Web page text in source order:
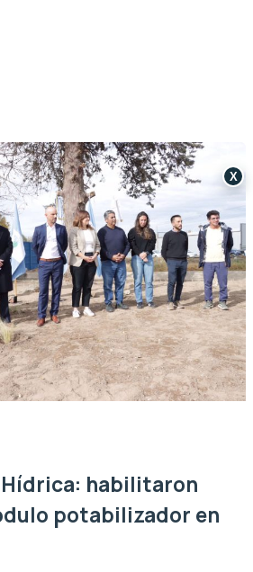
habilitaron
potabilizador en
X